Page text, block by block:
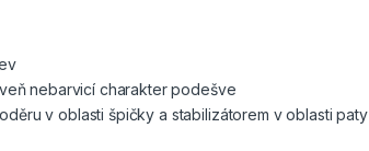
nebarvicí charakter podešve
v oblasti špičky a stabilizátorem v oblasti paty